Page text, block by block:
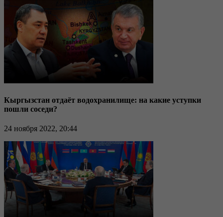
Кыргызстан отдаёт водохранилище: на какие уступки
пошли соседи?
24 ноября 2022, 20:44